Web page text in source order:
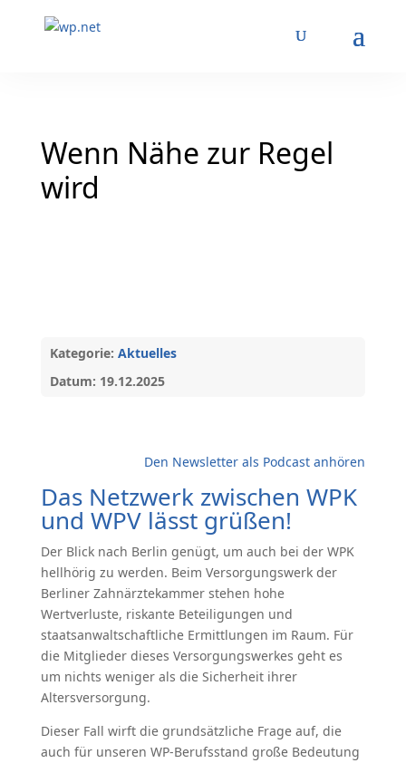
Wenn Nähe zur Regel
wird
Kategorie: Aktuelles
Datum: 19.12.2025
Den Newsletter als Podcast anhören
Das Netzwerk zwischen WPK
und WPV lässt grüßen!
Der Blick nach Berlin genügt, um auch bei der WPK
hellhörig zu werden. Beim Versorgungswerk der
Berliner Zahnärztekammer stehen hohe
Wertverluste, riskante Beteiligungen und
staatsanwaltschaftliche Ermittlungen im Raum. Für
die Mitglieder dieses Versorgungswerkes geht es
um nichts weniger als die Sicherheit ihrer
Altersversorgung.
Dieser Fall wirft die grundsätzliche Frage auf, die
auch für unseren WP-Berufsstand große Bedeutung